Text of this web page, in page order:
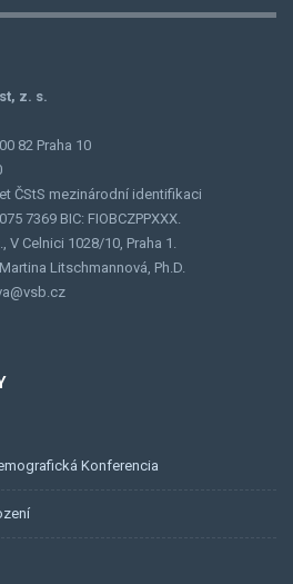
z. s.
82 Praha 10
ČStS mezinárodní identifikaci
7369 BIC: FIOBCZPPXXX.
V Celnici 1028/10, Praha 1.
Litschmannová, Ph.D.
Konferencia